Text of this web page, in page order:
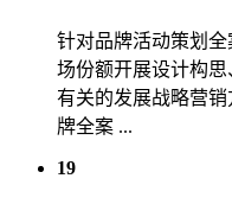
针对品牌活动策划
场份额开展设计构
有关的发展战略营
牌全案 ...
19